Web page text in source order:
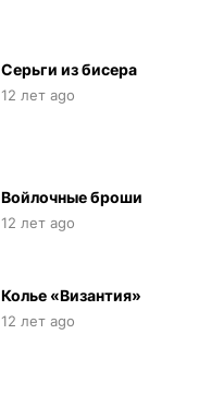
Серьги из бисера
12 лет ago
Войлочные броши
12 лет ago
Колье «Византия»
12 лет ago